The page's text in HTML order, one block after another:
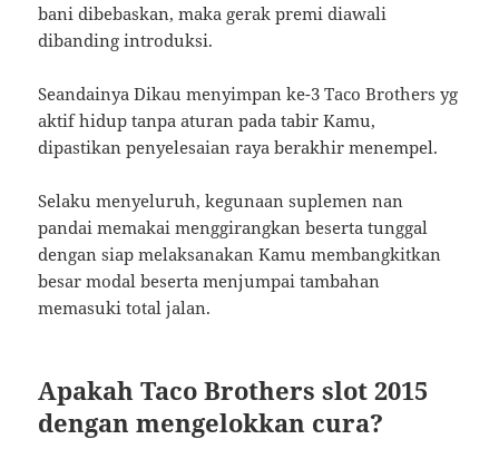
bani dibebaskan, maka gerak premi diawali
dibanding introduksi.
Seandainya Dikau menyimpan ke-3 Taco Brothers yg
aktif hidup tanpa aturan pada tabir Kamu,
dipastikan penyelesaian raya berakhir menempel.
Selaku menyeluruh, kegunaan suplemen nan
pandai memakai menggirangkan beserta tunggal
dengan siap melaksanakan Kamu membangkitkan
besar modal beserta menjumpai tambahan
memasuki total jalan.
Apakah Taco Brothers slot 2015
dengan mengelokkan cura?